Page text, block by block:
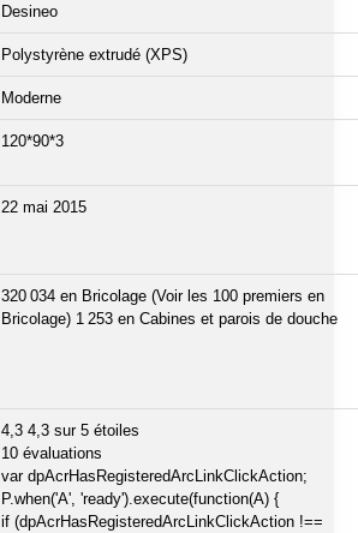
Desineo
Polystyrène extrudé (XPS)
Moderne
‎120*90*3
22 mai 2015
320 034 en Bricolage (Voir les 100 premiers en
Bricolage) 1 253 en Cabines et parois de douche
4,3 4,3 sur 5 étoiles
10 évaluations
var dpAcrHasRegisteredArcLinkClickAction;
P.when('A', 'ready').execute(function(A) {
if (dpAcrHasRegisteredArcLinkClickAction !==